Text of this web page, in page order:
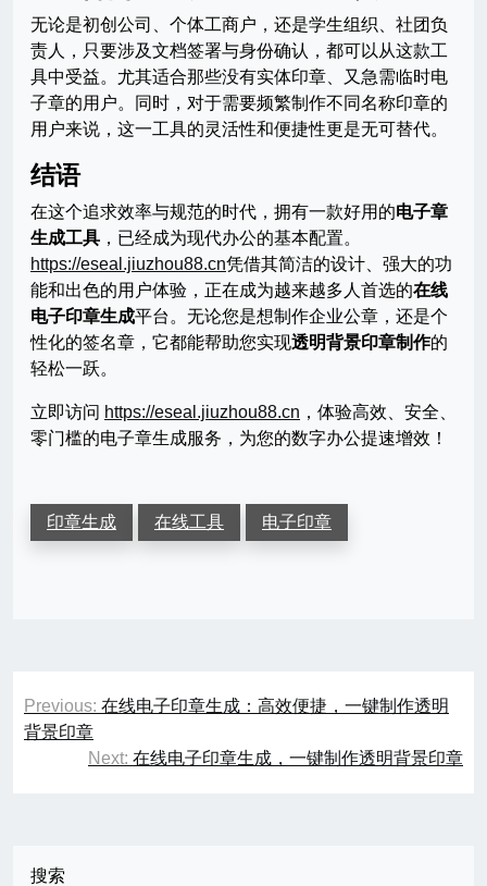
无论是初创公司、个体工商户，还是学生组织、社团负
责人，只要涉及文档签署与身份确认，都可以从这款工
具中受益。尤其适合那些没有实体印章、又急需临时电
子章的用户。同时，对于需要频繁制作不同名称印章的
用户来说，这一工具的灵活性和便捷性更是无可替代。
结语
在这个追求效率与规范的时代，拥有一款好用的电子章
生成工具 ，已经成为现代办公的基本配置。
https://eseal.jiuzhou88.cn凭借其简洁的设计、强大的功
能和出色的用户体验，正在成为越来越多人首选的在线
电子印章生成平台。无论您是想制作企业公章，还是个
性化的签名章，它都能帮助您实现透明背景印章制作的
轻松一跃。
立即访问 https://eseal.jiuzhou88.cn ，体验高效、安全、
零门槛的电子章生成服务，为您的数字办公提速增效！
印章生成 在线工具 电子印章
文
章
Previous: 在线电子印章生成：高效便捷，一键制作透明
背景印章
Next: 在线电子印章生成，一键制作透明背景印章
搜索